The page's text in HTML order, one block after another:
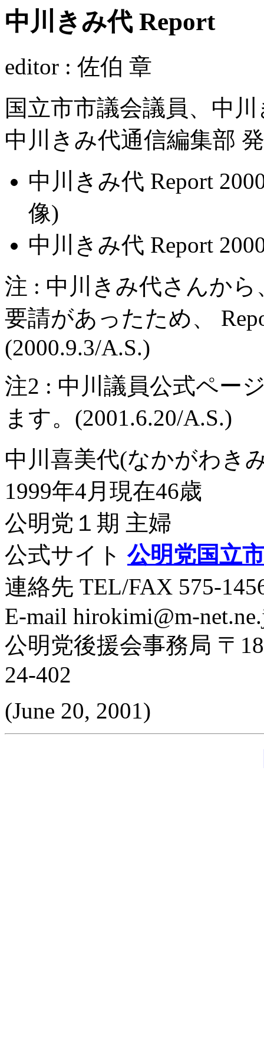
中川きみ代 Report
editor : 佐伯 章
国立市市議会議員、中
中川きみ代通信編集部
中川きみ代 Report
像)
中川きみ代 Report
注 : 中川きみ代さんか
要請があったため、
(2000.9.3/A.S.)
注2 : 中川議員公式ペー
ます。(2001.6.20/A.S.)
中川喜美代(なかがわき
1999年4月現在46歳
公明党１期 主婦
公式サイト 公明党国立
連絡先 TEL/FAX 575-
E-mail hirokimi@m-
公明党後援会事務局 〒
24-402
(June 20, 2001)